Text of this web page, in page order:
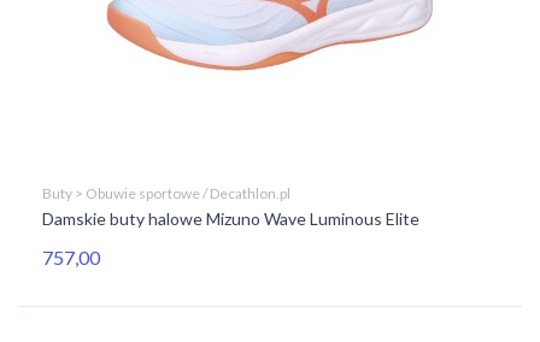
Buty > Obuwie sportowe / Decathlon.pl
Damskie buty halowe Mizuno Wave Luminous Elite
757,00